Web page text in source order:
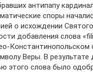
антипапу
споры
о исхождении
добавления слова
Константинопольском
Веры. В результате
этого слова было